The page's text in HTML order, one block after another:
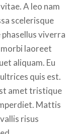
A leo nam
scelerisque
viverra
laoreet
aliquam. Eu
quis est.
amet tristique
Mattis
risus